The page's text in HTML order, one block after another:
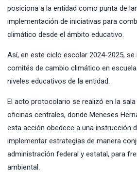
posiciona a la entidad como punta de
implementación de iniciativas para
climático desde el ámbito educativo.
Así, en este ciclo escolar 2024-2025, se
comités de cambio climático en
niveles educativos de la entidad.
El acto protocolario se realizó en la sala
oficinas centrales, donde Meneses
esta acción obedece a una instrucción
implementar estrategias de manera
administración federal y estatal, para
ambiental.